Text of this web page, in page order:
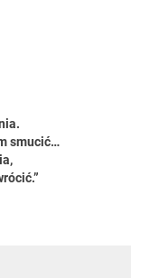
smucić…